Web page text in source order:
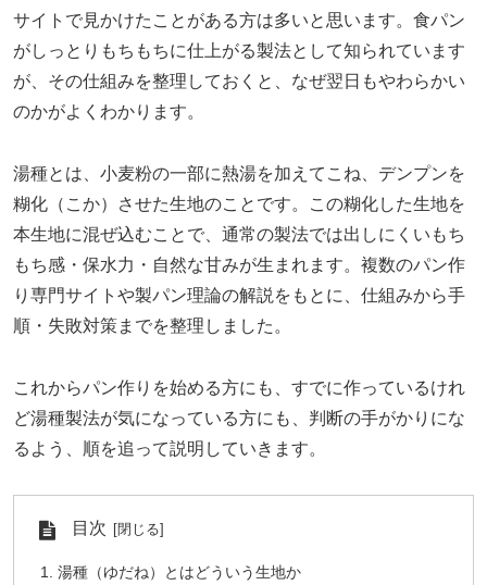
サイトで見かけたことがある方は多いと思います。食パン
がしっとりもちもちに仕上がる製法として知られています
が、その仕組みを整理しておくと、なぜ翌日もやわらかい
のかがよくわかります。
湯種とは、小麦粉の一部に熱湯を加えてこね、デンプンを
糊化（こか）させた生地のことです。この糊化した生地を
本生地に混ぜ込むことで、通常の製法では出しにくいもち
もち感・保水力・自然な甘みが生まれます。複数のパン作
り専門サイトや製パン理論の解説をもとに、仕組みから手
順・失敗対策までを整理しました。
これからパン作りを始める方にも、すでに作っているけれ
ど湯種製法が気になっている方にも、判断の手がかりにな
るよう、順を追って説明していきます。
目次
湯種（ゆだね）とはどういう生地か